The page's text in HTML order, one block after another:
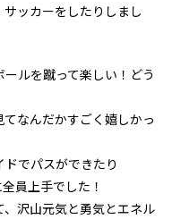
ッカーをしたりしまし
ルを蹴って楽しい！どう
なんだかすごく嬉しかっ
でパスができたり
員上手でした！
沢山元気と勇気とエネル